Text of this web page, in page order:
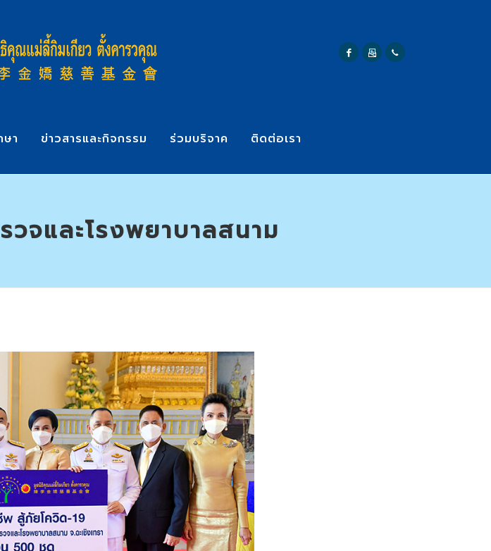
า ข่าวสารและกิจกรรม ร่วมบริจาค ติดต่อเรา
จและโรงพยาบาลสนาม